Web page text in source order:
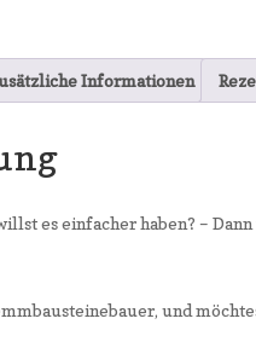
Informationen
es einfacher haben? –
und